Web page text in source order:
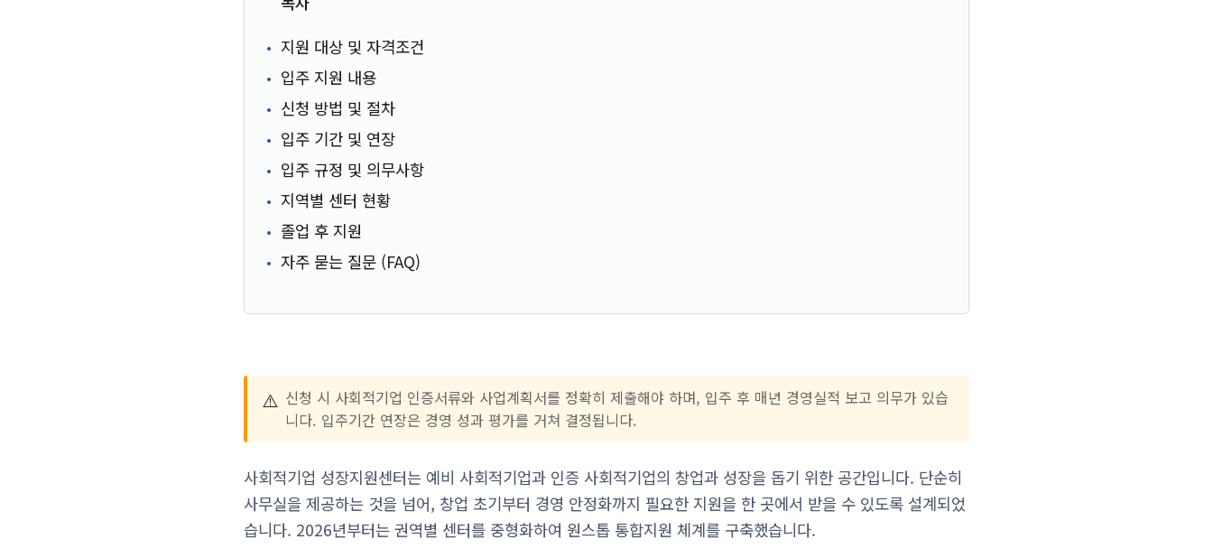
지원 대상 및 자격조건
입주 지원 내용
신청 방법 및 절차
입주 기간 및 연장
입주 규정 및 의무사항
지역별 센터 현황
졸업 후 지원
자주 묻는 질문 (FAQ)
⚠️ 신청 시 사회적기업 인증서류와 사업계획서를 정확히 제출해야 하며, 입주 후 매년 경영실적 보고 의무가 있습
니다. 입주기간 연장은 경영 성과 평가를 거쳐 결정됩니다.
사회적기업 성장지원센터는 예비 사회적기업과 인증 사회적기업의 창업과 성장을 돕기 위한 공간입니다. 단순히
사무실을 제공하는 것을 넘어, 창업 초기부터 경영 안정화까지 필요한 지원을 한 곳에서 받을 수 있도록 설계되었
습니다. 2026년부터는 권역별 센터를 중형화하여 원스톱 통합지원 체계를 구축했습니다.